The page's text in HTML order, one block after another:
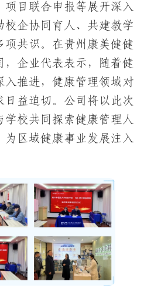
项目联合申报等展开深入
校企协同育人、共建教学
项共识。在贵州康美健健
，企业代表表示，随着健
入推进，健康管理领域对
日益迫切。公司将以此次
学校共同探索健康管理人
为区域健康事业发展注入